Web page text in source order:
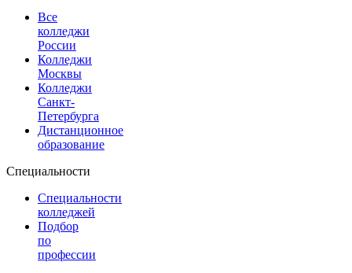
Все
колледжи
России
Колледжи
Москвы
Колледжи
Санкт-
Петербурга
Дистанционное
образование
Специальности
Специальности
колледжей
Подбор
по
профессии